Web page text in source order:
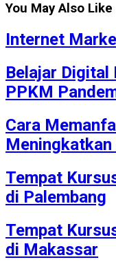
You May Also Like
Internet
Belajar
PPKM
Cara
Meningkatkan
Tempat
di Palembang
Tempat
di Makassar